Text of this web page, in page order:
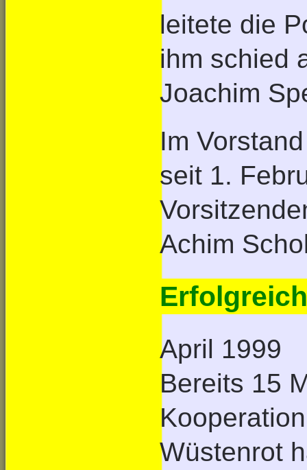
leitete die
ihm schied
Joachim
Im
seit 1.
Achim
April 1999
Bereits 15
Wüstenrot